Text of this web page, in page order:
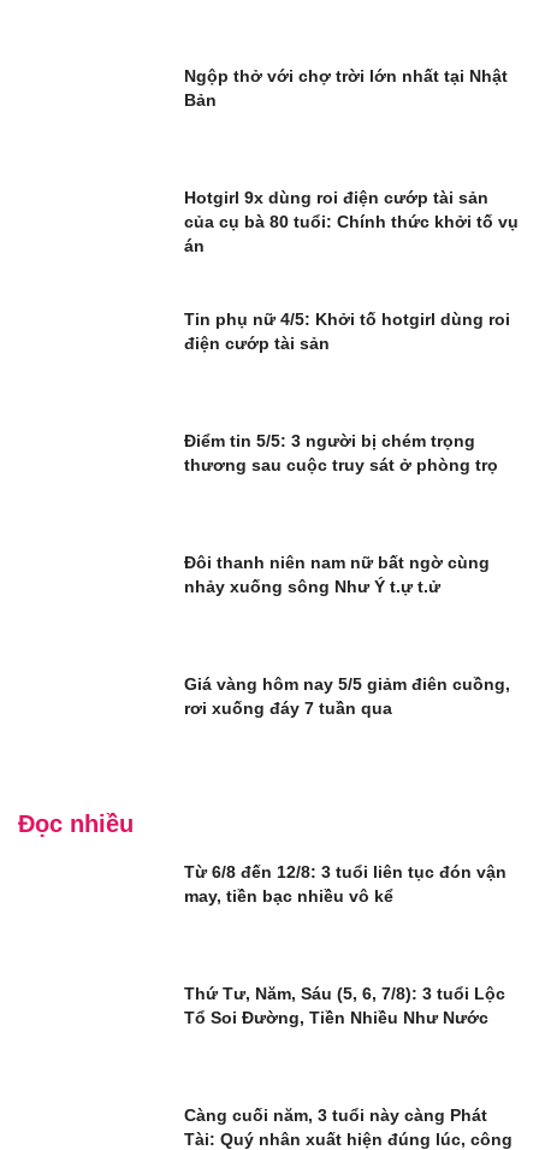
Ngộp thở với chợ trời lớn nhất tại Nhật
Bản
Hotgirl 9x dùng roi điện cướp tài sản
của cụ bà 80 tuổi: Chính thức khởi tố vụ
án
Tin phụ nữ 4/5: Khởi tố hotgirl dùng roi
điện cướp tài sản
Điểm tin 5/5: 3 người bị chém trọng
thương sau cuộc truy sát ở phòng trọ
Đôi thanh niên nam nữ bất ngờ cùng
nhảy xuống sông Như Ý t.ự t.ử
Giá vàng hôm nay 5/5 giảm điên cuồng,
rơi xuống đáy 7 tuần qua
Đọc nhiều
Từ 6/8 đến 12/8: 3 tuổi liên tục đón vận
may, tiền bạc nhiều vô kể
Thứ Tư, Năm, Sáu (5, 6, 7/8): 3 tuổi Lộc
Tổ Soi Đường, Tiền Nhiều Như Nước
Càng cuối năm, 3 tuổi này càng Phát
Tài: Quý nhân xuất hiện đúng lúc, công